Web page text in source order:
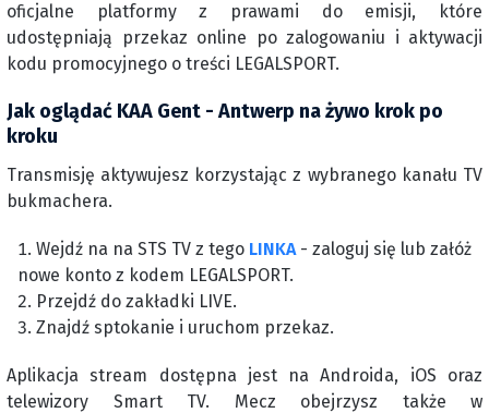
oficjalne platformy z prawami do emisji, które
udostępniają przekaz online po zalogowaniu i aktywacji
kodu promocyjnego o treści LEGALSPORT.
Jak oglądać KAA Gent - Antwerp na żywo krok po
kroku
Transmisję aktywujesz korzystając z wybranego kanału TV
bukmachera.
Wejdź na na STS TV z tego LINKA- zaloguj się lub załóż
nowe konto z kodem LEGALSPORT.
Przejdź do zakładki LIVE.
Znajdź sptokanie i uruchom przekaz.
Aplikacja stream dostępna jest na Androida, iOS oraz
telewizory Smart TV. Mecz obejrzysz także w